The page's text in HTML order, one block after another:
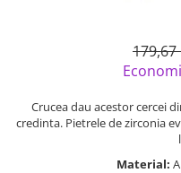
179,67
Crucea dau acestor cercei
credinta. Pietrele de zirconia
Material: